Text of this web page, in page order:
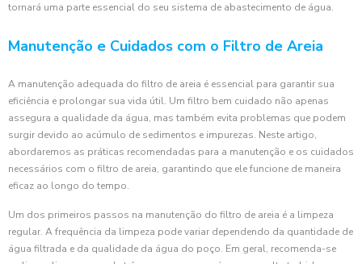
tornará uma parte essencial do seu sistema de abastecimento de água.
Manutenção e Cuidados com o Filtro de Areia
A manutenção adequada do filtro de areia é essencial para garantir sua
eficiência e prolongar sua vida útil. Um filtro bem cuidado não apenas
assegura a qualidade da água, mas também evita problemas que podem
surgir devido ao acúmulo de sedimentos e impurezas. Neste artigo,
abordaremos as práticas recomendadas para a manutenção e os cuidados
necessários com o filtro de areia, garantindo que ele funcione de maneira
eficaz ao longo do tempo.
Um dos primeiros passos na manutenção do filtro de areia é a limpeza
regular. A frequência da limpeza pode variar dependendo da quantidade de
água filtrada e da qualidade da água do poço. Em geral, recomenda-se